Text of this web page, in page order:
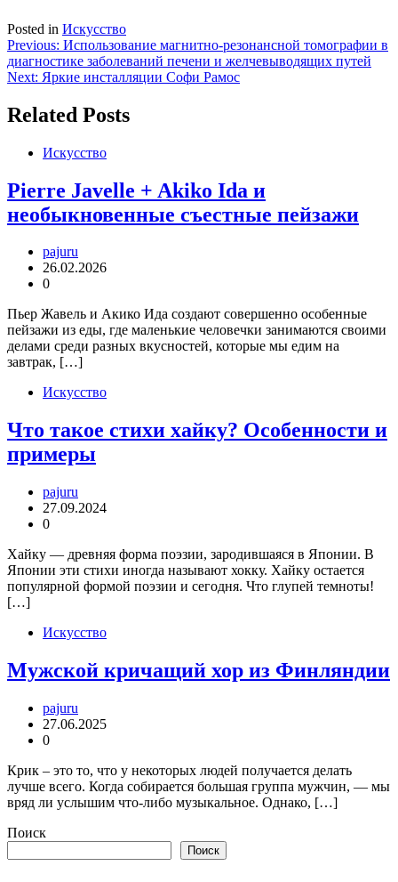
Posted in Искусство
Навигация
по
Previous: Использование магнитно-резонансной томографии в
диагностике заболеваний печени и желчевыводящих путей
Next: Яркие инсталляции Софи Рамос
Related Posts
Искусство
Pierre Javelle + Akiko Ida и
необыкновенные съестные пейзажи
pajuru
26.02.2026
0
Пьер Жавель и Акико Ида создают совершенно особенные
пейзажи из еды, где маленькие человечки занимаются своими
делами среди разных вкусностей, которые мы едим на
завтрак, […]
Искусство
Что такое стихи хайку? Особенности и
примеры
pajuru
27.09.2024
0
Хайку — древняя форма поэзии, зародившаяся в Японии. В
Японии эти стихи иногда называют хокку. Хайку остается
популярной формой поэзии и сегодня. Что глупей темноты!
[…]
Искусство
Мужской кричащий хор из Финляндии
pajuru
27.06.2025
0
Крик – это то, что у некоторых людей получается делать
лучше всего. Когда собирается большая группа мужчин, — мы
вряд ли услышим что-либо музыкальное. Однако, […]
Поиск
Поиск